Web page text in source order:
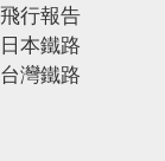
飛行報告
日本鐵路
台灣鐵路